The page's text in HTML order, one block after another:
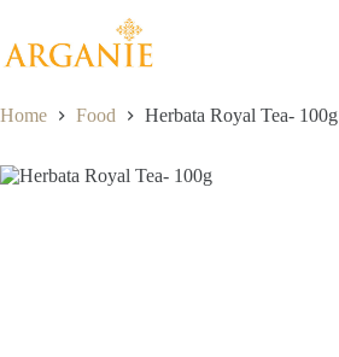
treści
Home Food Herbata Royal Tea- 100g